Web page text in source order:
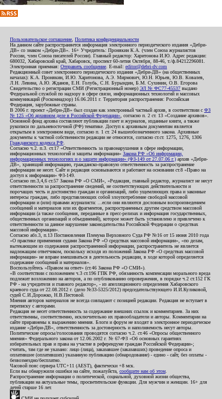
Пользовательское соглашение Политика конфиденциальности
На данном сайте распространяется информация электронного периодического издания «Дебри-
ДВ» со знаком «Дебри-ДВ». 16+ Учредитель: Пронякин К.А. (член Союза журналистов
России, член Союза писателей России). Главный редактор: Харитонова И.Ю. Адрес редакции:
680032, Хабаровский край, Хабаровск, проспект 60-летия Октября, 88-46, т./ф.84212296081.
Электронная приемная: Отправить сообщение . E-mail: editor@debri-dv.com
Редакционный совет электронного периодического издания «Дебри-ДВ» (на общественных
началах): К.А. Пронякин, И.Ю. Харитонова, А.Э. Мирмович, Ю.Н. Юрьев, Ю.В. Ковалев,
Л.Н. Левина, А.Ю. Жданов, Е.Н. Голубь, С.Н. Бурындин, Б.М. Сухинин, О.В. Егорова
Свидетельство о регистрации СМИ (Регистрационный номер) ЭЛ № ФС77-45537 выдано
Федеральной службой по надзору в сфере связи, информационных технологий и массовых
коммуникаций (Роскомнадзор) 16.06.2011 г. Территория распространения: Российская
Федерация, зарубежные страны.
В 2006 г. проект «Дебри-ДВ» был создан как электронный частный архив, в соответствии с ФЗ
№ 125 «Об архивном деле в Российской Федерации» , согласно п. 2 ст. 13 «Создание архивов».
Основной фонд архива составляют публикации газет и журналов, изданные книги, а также
рукописи по дальневосточной (РФ) тематике. Доступ к архивным документам является
открытым в электронном виде, согласно п. 1 ст. 24 вышеобозначенного закона. Архивные
документы к частной собственности редакции не относятся, согласно ст.ст. 1275, 1276, 1306
Гражданского кодекса РФ
Согласно ч.2. п.3. ст.17 «Ответственность за правонарушения в сфере информации,
информационных технологий и защиты информации» Закона РФ «Об информации,
информационных технологиях и о защите информации» (ФЗ-149 от 27.07.06 г.) архив «Дебри-
ДВ», хранящий информацию, гражданско-правовую ответственность за распространение
информации не несет. Сайт и редакция основываются и работают на основании ст.8 «Право на
доступ к информации» ФЗ-149.
Согласно пп.3,4,6 ст.57 Закона РФ «О СМИ», «Редакция, главный редактор, журналист не несут
ответственности за распространение сведений, не соответствующих действительности и
порочащих честь и достоинство граждан и организаций, либо ущемляющих права и законные
интересы граждан, либо представляющих собой злоупотребление свободой массовой
информации и (или) правами журналиста: ...если они являются дословным воспроизведением
сообщений и материалов или их фрагментов, распространенных другим средством массовой
информации (а также сообщения, переданные в пресс-релизах и информация государственных,
общественных организаций и объединений), которое может быть установлено и привлечено к
ответственности за данное нарушение законодательства Российской Федерации о средствах
массовой информации».
Согласно абз.3, п.13 Постановления Пленума Верховного Суда РФ №16 от 15 июня 2010 года
«О практике применения судами Закона РФ «О средствах массовой информации», «по делам,
вытекающим из содержания распространенной информации, распространитель не является
надлежащим ответчиком, поскольку исходя из положений Закона РФ «О средствах массовой
информации» не вправе вмешиваться в деятельность редакции, в ходе которой определяется
содержание сообщений и материалов».
Воспользуйтесь «Правом на ответ» (ст.46 Закона РФ «О СМИ»).
«В соответствии с положением ч.3 ст.196 ГПК РФ, обязанность компенсации морального вреда
подлежит возложению на авторов, а по опубликованию опровержения, в порядке ч.2 ст.152 ГК
РФ - на учредителя и главного редактор», - из апелляционного определения Хабаровского
краевого суда от 22.08.2012 г. (дело №33-5325/2012) председательствующего И.И.Куликовой,
судей С.И.Дорожко, Н.В.Пестовой.
Мнения авторов материалов не всегда совпадают с позицией редакции. Редакция не вступает в
переписку с авторами.
Редакция не несет ответственность за содержание внешних ссылок и комментариев. За них
ответственны, соответственно, исключительно их правообладатели и авторы. Комментарии на
сайте приравнены к выражению мнения. Блоги и форум не входят в электронное периодическое
издание «Дебри-ДВ», ответственность за достоверность и наполняемость несут авторы.
Политические опросы/голосования проводятся согласно ч.2. ст.46 «Опросы общественного
мнения» Федерального закона от 12.06.2002 г. № 67-ФЗ «Об основных гарантиях
избирательных прав и права на участие в референдуме граждан Российской Федерации»;
считать, там где не указано: лицо (лица), заказавшее (заказавших) проведение опроса и
оплатившее (оплативших) указанную публикацию (обнародование) - едино - сайт, без оплаты -
безвозмездно/бесплатно.
Часовой пояс сервера UTC+11 (AEST), фактически +8 мск.
Если вы обнаружили ошибки на сайте, пожалуйста, сообщите нам об этом
Распространение информации о политической, социальной, духовной жизни общества,
публикации на актуальные темы, просветительские функции. Для мужчин и женщин. 16+ для
детей старше 16 лет.